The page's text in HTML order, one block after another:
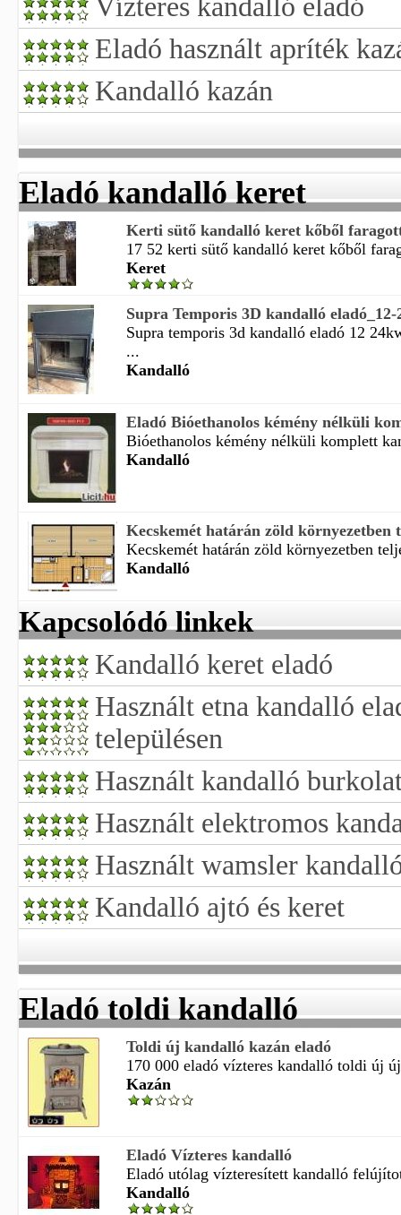
Vízteres kandalló eladó
Eladó használt apríték
Kandalló kazán
Eladó kandalló keret
Kerti sütő kandalló keret kőből
17 52 kerti sütő kandalló keret kőből
Keret
Supra Temporis 3D kandalló
Supra temporis 3d kandalló eladó 12
...
Kandalló
Eladó Bióethanolos kémény nélküli
Bióethanolos kémény nélküli komplett
Kandalló
Kecskemét határán zöld környezetben
Kecskemét határán zöld környezetben
Kandalló
Kapcsolódó linkek
Kandalló keret eladó
Használt etna kandalló
településen
Használt kandalló
Használt elektromos
Használt wamsler
Kandalló ajtó és keret
Eladó toldi kandalló
Toldi új kandalló kazán eladó
170 000 eladó vízteres kandalló toldi új
Kazán
Eladó Vízteres kandalló
Eladó utólag vízteresített kandalló
Kandalló